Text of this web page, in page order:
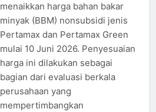
menaikkan harga bahan bakar
minyak (BBM) nonsubsidi jenis
Pertamax dan Pertamax Green
mulai 10 Juni 2026. Penyesuaian
harga ini dilakukan sebagai
bagian dari evaluasi berkala
perusahaan yang
mempertimbangkan